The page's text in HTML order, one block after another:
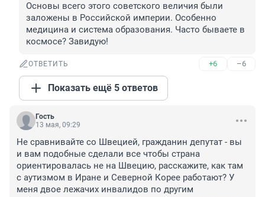
Основы всего этого советского величия были
заложены в Российской империи. Особенно
медицина и система образования. Часто бываете в
космосе? Завидую!
ОТВЕТИТЬ +6 –6
Показать ещё 5 ответов
Гость
13 мая, 09:29
Не сравнивайте со Швецией, гражданин депутат - вы
и вам подобные сделали все чтобы страна
ориентировалась не на Швецию, расскажите, как там
с аутизмом в Иране и Северной Корее работают? У
меня двое лежачих инвалидов по другим